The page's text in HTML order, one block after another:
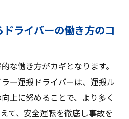
ライバーの働き方のコ
な働き方がカギとなります。
ー運搬ドライバーは、運搬ル
上に努めることで、より多く
て、安全運転を徹底し事故を